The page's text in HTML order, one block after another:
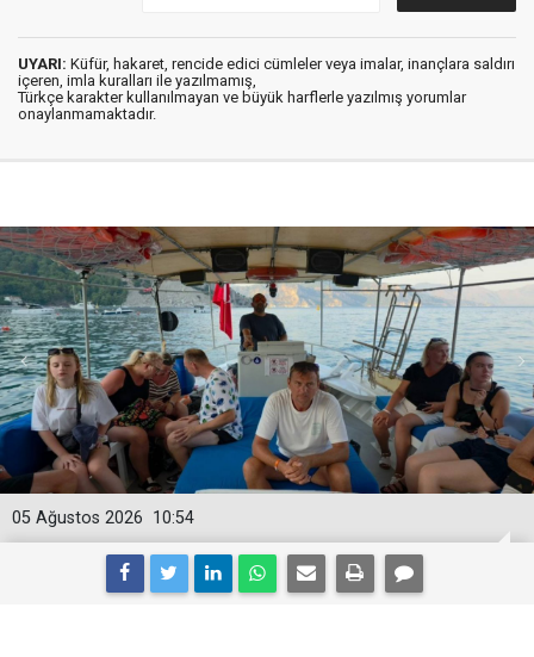
UYARI: Küfür, hakaret, rencide edici cümleler veya imalar, inançlara saldırı
içeren, imla kuralları ile yazılmamış,
Türkçe karakter kullanılmayan ve büyük harflerle yazılmış yorumlar
onaylanmamaktadır.
10:54
05 Ağustos 2026